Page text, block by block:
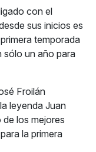
con el
sus inicios es
temporada
sólo un año para
Froilán
leyenda Juan
los mejores
la primera